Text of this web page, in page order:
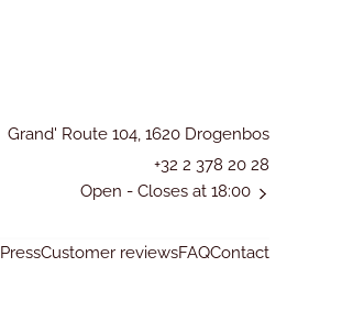
Grand' Route 104, 1620 Drogenbos
+32 2 378 20 28
Open - Closes at 18:00
PressCustomer reviewsFAQContact